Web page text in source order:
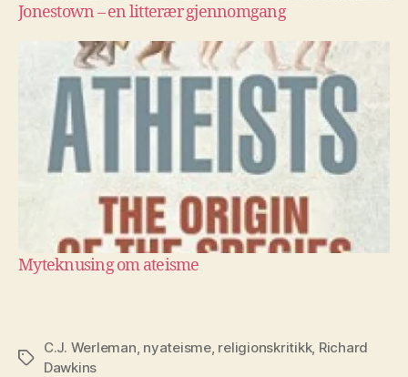
Jonestown – en litterær gjennomgang
Myteknusing om ateisme
Stikkord
C.J. Werleman, nyateisme, religionskritikk, Richard
Dawkins